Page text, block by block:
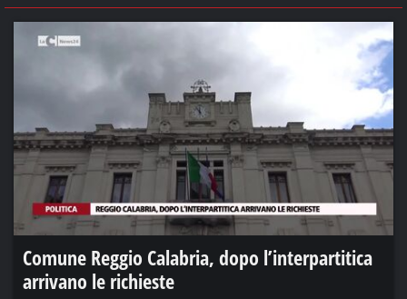
Comune Reggio Calabria, dopo l’interpartitica
arrivano le richieste